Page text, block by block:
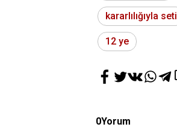
kararlılığıyla seti
12 ye
0Yorum